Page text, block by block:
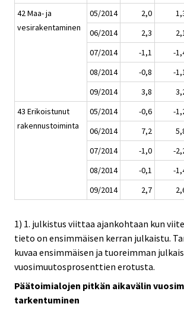
42 Maa- ja
vesirakentaminen
05/2014 2,0
06/2014
2,3
07/2014
-1,1 -
08/2014
-0,8 -
09/2014
3,8
43 Erikoistunut
rakennustoiminta
05/2014 -0,6 -
06/2014
7,2
07/2014
-1,0 -
08/2014
-0,1 -
09/2014
2,7
1) 1. julkistus viittaa ajankohtaan kun
tieto on ensimmäisen kerran julkaistu.
kuvaa ensimmäisen ja tuoreimman
vuosimuutosprosenttien erotusta.
Päätoimialojen pitkän aikavälin
tarkentuminen